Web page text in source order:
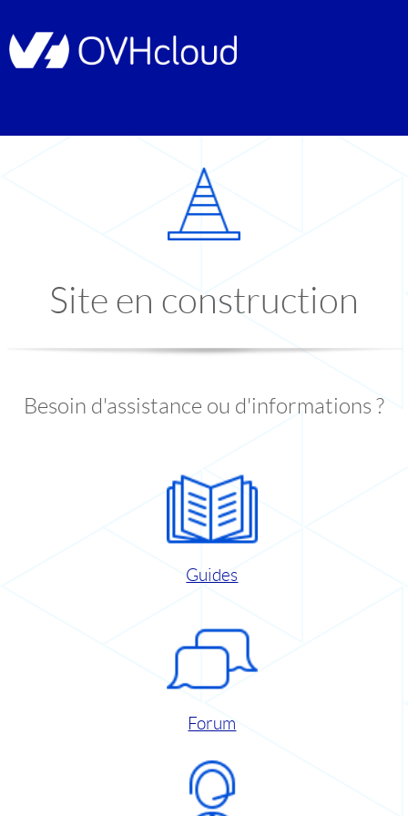
Site en construction
Besoin d'assistance ou d'informations ?
Guides
Forum